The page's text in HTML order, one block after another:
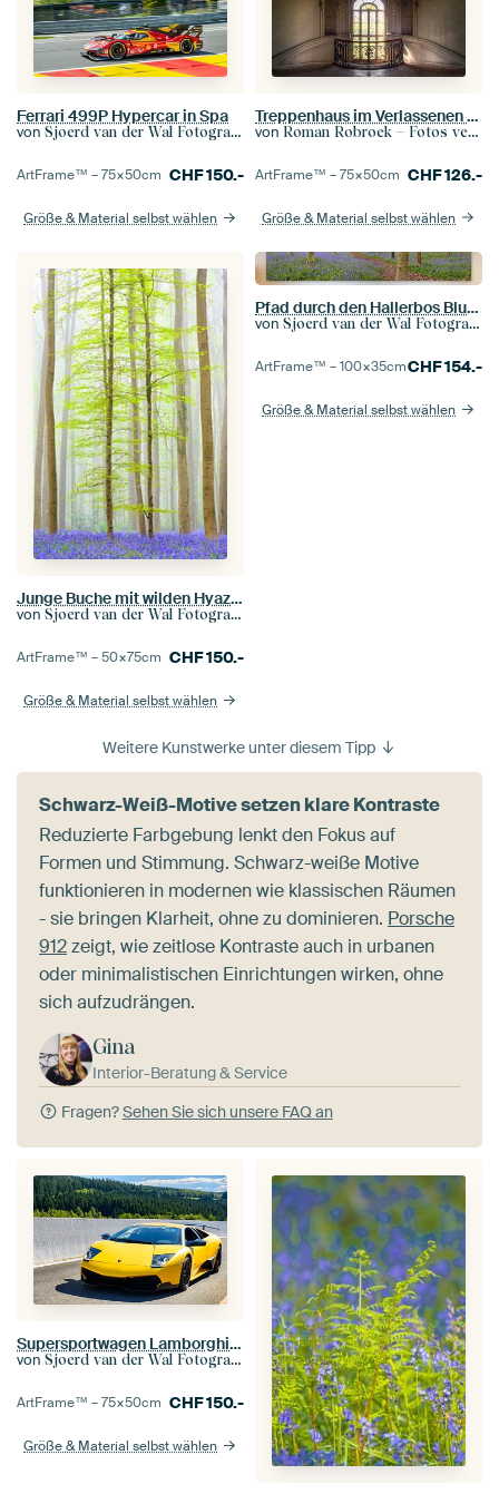
Ferrari 499P Hypercar in Spa
von Sjoerd van der Wal Fotografie
ArtFrame™ –75×50cm CHF150.-
Größe & Material selbst wählen
Treppenhaus im Verlassenen Schloss.
von Roman Robroek – Fotos verlassener Gebäude
ArtFrame™ –75×50cm CHF126.-
Größe & Material selbst wählen
Junge Buche mit wilden Hyazinthen bedeckt Hallerbos
von Sjoerd van der Wal Fotografie
ArtFrame™ –50×75cm CHF150.-
Größe & Material selbst wählen
Pfad durch den Hallerbos Bluebell Wald
von Sjoerd van der Wal Fotografie
ArtFrame™ –100×35cmCHF154.-
Größe & Material selbst wählen
Weitere Kunstwerke unter diesem Tipp
Schwarz-Weiß-Motive setzen klare Kontraste
Reduzierte Farbgebung lenkt den Fokus auf
Formen und Stimmung. Schwarz-weiße Motive
funktionieren in modernen wie klassischen Räumen
- sie bringen Klarheit, ohne zu dominieren. Porsche
912zeigt, wie zeitlose Kontraste auch in urbanen
oder minimalistischen Einrichtungen wirken, ohne
sich aufzudrängen.
Gina
Interior-Beratung & Service
Fragen?Sehen Sie sich unsere FAQ an
Supersportwagen Lamborghini Murcielago LP670-4 SV
von Sjoerd van der Wal Fotografie
ArtFrame™ –75×50cm CHF150.-
Größe & Material selbst wählen